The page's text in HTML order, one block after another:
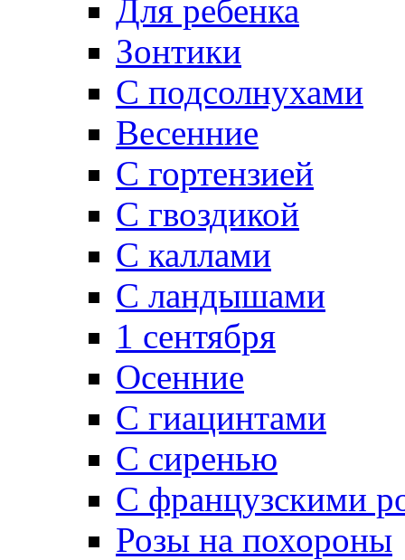
Для ребенка
Зонтики
C подсолнухами
Весенние
С гортензией
C гвоздикой
С каллами
C ландышами
1 сентября
Осенние
С гиацинтами
С сиренью
С французскими
Розы на похороны